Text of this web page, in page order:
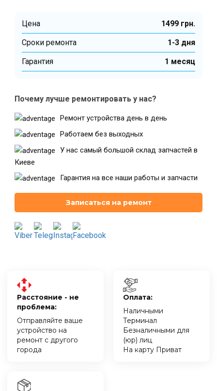
Цена 1499 грн.
Cроки ремонта 1-3 дня
Гарантия 1 месяц
Почему лучше ремонтировать у нас?
Ремонт устройства день в день
Работаем без выходных
У нас самый большой склад запчастей в
Киеве
Гарантия на все наши работы и запчасти
Записаться на ремонт
Расстояние - не
проблема:
Отправляйте ваше
устройство на
ремонт с другого
города
Оплата:
Наличными
Терминал
Безналичными для
(юр) лиц
На карту Приват